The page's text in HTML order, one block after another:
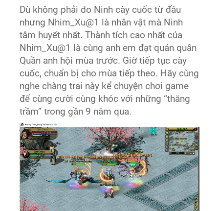
Dù không phải do Ninh cày cuốc từ đầu
nhưng Nhim_Xu@1 là nhân vật mà Ninh
tâm huyết nhất. Thành tích cao nhất của
Nhim_Xu@1 là cùng anh em đạt quán quân
Quần anh hội mùa trước. Giờ tiếp tục cày
cuốc, chuẩn bị cho mùa tiếp theo. Hãy cùng
nghe chàng trai này kể chuyện chơi game
để cùng cười cùng khóc với những “thăng
trầm” trong gần 9 năm qua.